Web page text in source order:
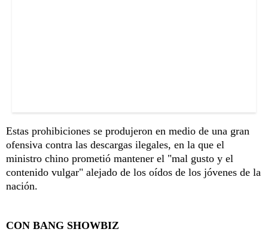
Estas prohibiciones se produjeron en medio de una gran
ofensiva contra las descargas ilegales, en la que el
ministro chino prometió mantener el "mal gusto y el
contenido vulgar" alejado de los oídos de los jóvenes de la
nación.
CON BANG SHOWBIZ